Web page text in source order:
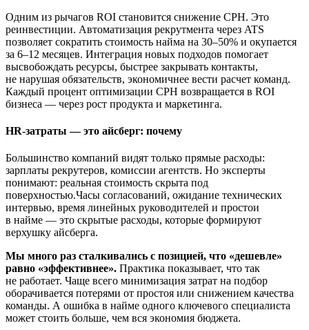
Одним из рычагов ROI становится снижение CPH. Это
реинвестиции. Автоматизация рекрутмента через ATS
позволяет сократить стоимость найма на 30–50% и окупается
за 6–12 месяцев. Интеграция новых подходов помогает
высвобождать ресурсы, быстрее закрывать контакты,
не нарушая обязательств, экономичнее вести расчет команд.
Каждый процент оптимизации CPH возвращается в ROI
бизнеса — через рост продукта и маркетинга.
HR-затраты — это айсберг: почему
Большинство компаний видят только прямые расходы:
зарплаты рекрутеров, комиссии агентств. Но эксперты
понимают: реальная стоимость скрыта под
поверхностью.Часы согласований, ожидание технических
интервью, время линейных руководителей и простои
в найме — это скрытые расходы, которые формируют
верхушку айсберга.
Мы много раз сталкивались с позицией, что «дешевле»
равно «эффективнее». Практика показывает, что так
не работает. Чаще всего минимизация затрат на подбор
оборачивается потерями от простоя или снижением качества
команды. А ошибка в найме одного ключевого специалиста
может стоить больше, чем вся экономия бюджета.